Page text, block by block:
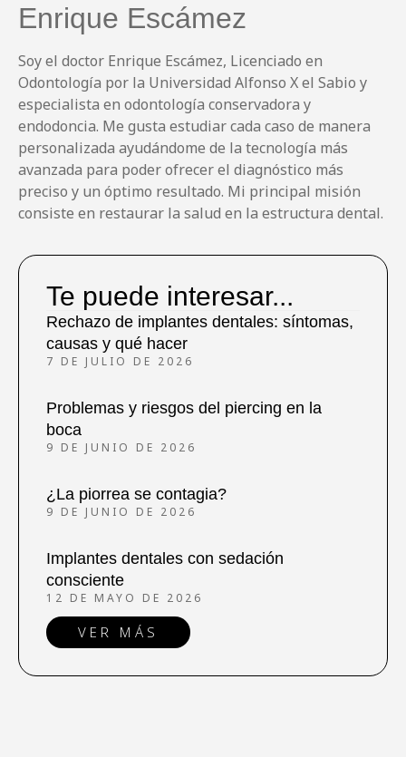
Enrique Escámez
Soy el doctor Enrique Escámez, Licenciado en
Odontología por la Universidad Alfonso X el Sabio y
especialista en odontología conservadora y
endodoncia. Me gusta estudiar cada caso de manera
personalizada ayudándome de la tecnología más
avanzada para poder ofrecer el diagnóstico más
preciso y un óptimo resultado. Mi principal misión
consiste en restaurar la salud en la estructura dental.
Te puede interesar...
Rechazo de implantes dentales: síntomas,
causas y qué hacer
7 DE JULIO DE 2026
Problemas y riesgos del piercing en la
boca
9 DE JUNIO DE 2026
¿La piorrea se contagia?
9 DE JUNIO DE 2026
Implantes dentales con sedación
consciente
12 DE MAYO DE 2026
VER MÁS